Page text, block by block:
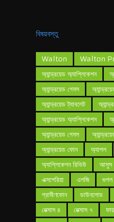
বিষয়বস্তু
Walton Walton
অ্যান্ড্রয়েড অ্যাপ্লিকেশন
অ্যান্ড্রয়েড গেমস
অ্যান্ড্রয়েড ট্যাবলেট
অ্যান্ড্রয়েড অ্যাপ্লিকেশন
অ্যান্ড্রয়েড গেমস
অ্যান্ড্রয়েড ফোন
অ্যাপল
অ্যাপ্লিকেশন রিভিউ
আসুস
এক্সপেরিয়া
এলজি গুগল
গ্রামীণফোন
ডাউনলোড
নেক্সাস ৪
নেক্সাস ৭